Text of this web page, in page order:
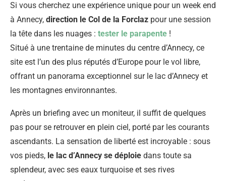
Si vous cherchez une expérience unique pour un week end
à Annecy, direction le Col de la Forclaz pour une session
la tête dans les nuages : tester le parapente !
Situé à une trentaine de minutes du centre d’Annecy, ce
site est l’un des plus réputés d’Europe pour le vol libre,
offrant un panorama exceptionnel sur le lac d’Annecy et
les montagnes environnantes.
Après un briefing avec un moniteur, il suffit de quelques
pas pour se retrouver en plein ciel, porté par les courants
ascendants. La sensation de liberté est incroyable : sous
vos pieds, le lac d’Annecy se déploie dans toute sa
splendeur, avec ses eaux turquoise et ses rives